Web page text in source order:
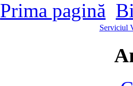
Prima pagină
Serviciul